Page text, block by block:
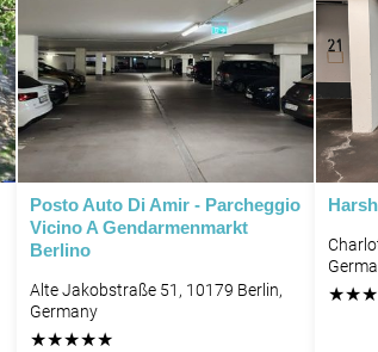
P
Posto Auto Di Amir - Parcheggio
Vicino A Gendarmenmarkt
Berlino
Alte Jakobstraße 51, 10179 Berlin,
Germany
★★★★★
★★★